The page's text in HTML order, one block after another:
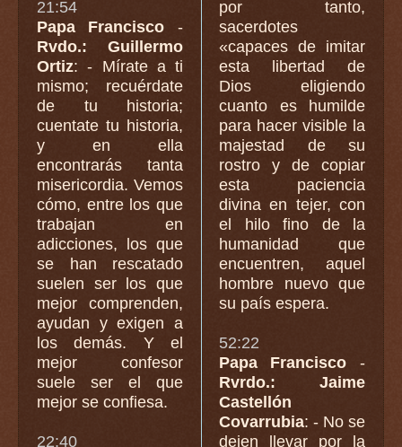
21:54
Papa Francisco -
Rvdo.: Guillermo
Ortiz: - Mírate a ti
mismo; recuérdate
de tu historia;
cuentate tu historia,
y en ella
encontrarás tanta
misericordia. Vemos
cómo, entre los que
trabajan en
adicciones, los que
se han rescatado
suelen ser los que
mejor comprenden,
ayudan y exigen a
los demás. Y el
mejor confesor
suele ser el que
mejor se confiesa.
22:40
por tanto,
sacerdotes
«capaces de imitar
esta libertad de
Dios eligiendo
cuanto es humilde
para hacer visible la
majestad de su
rostro y de copiar
esta paciencia
divina en tejer, con
el hilo fino de la
humanidad que
encuentren, aquel
hombre nuevo que
su país espera.
52:22
Papa Francisco -
Rvrdo.: Jaime
Castellón
Covarrubia: - No se
dejen llevar por la